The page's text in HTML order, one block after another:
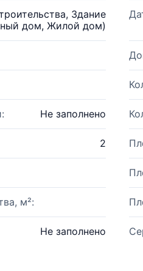
Здание
дом, Жилой дом)
Не заполнено
2
м²:
Не заполнено